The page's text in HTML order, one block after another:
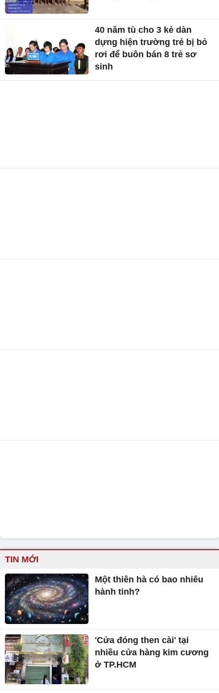
40 năm tù cho 3 kẻ dàn
dựng hiện trường trẻ bị bỏ
rơi để buôn bán 8 trẻ sơ
sinh
TIN MỚI
Một thiên hà có bao nhiêu
hành tinh?
'Cửa đóng then cài' tại
nhiều cửa hàng kim cương
ở TP.HCM